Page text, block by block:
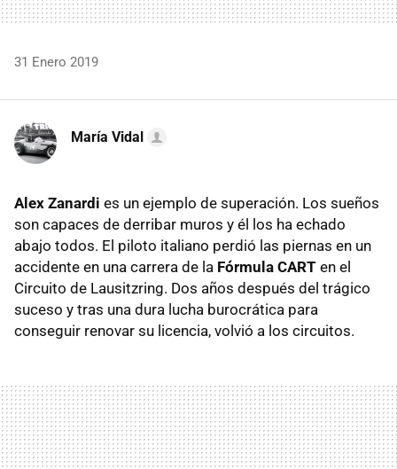
31 Enero 2019
María Vidal
Alex Zanardi es un ejemplo de superación. Los sueños
son capaces de derribar muros y él los ha echado
abajo todos. El piloto italiano perdió las piernas en un
accidente en una carrera de la Fórmula CART en el
Circuito de Lausitzring. Dos años después del trágico
suceso y tras una dura lucha burocrática para
conseguir renovar su licencia, volvió a los circuitos.